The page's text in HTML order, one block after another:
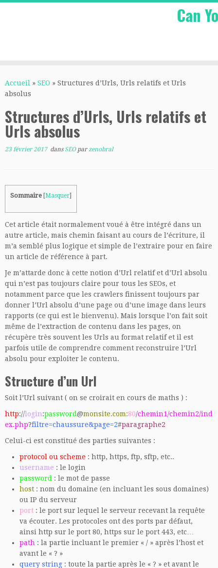
au
contenu
Can
Accueil » SEO » Structures d’Urls, Urls relatifs et Urls
absolus
Structures d’Urls, Urls relatifs et
Urls absolus
23 février 2017dans SEO parzenobral
Sommaire Masquer
Cet article était normalement voué à être intégré dans un
autre article, mais chemin faisant au cours de l’écriture, il
m’a semblé plus logique et simple de l’extraire pour en faire
un article de référence à part.
Je m’attarde donc à cette notion d’Url relatif et d’Url absolu
qui n’est pas toujours claire pour tous les SEOs, et
notamment parce que les crawlers finissent toujours par
donner l’Url absolu d’une page ou d’une image dans leurs
rapports (ce qui est le bienvenu). Mais lorsque l’on fait soit
même de l’extraction de contenu dans les pages, on
récupère très souvent les Urls au format relatif et il est
parfois utile de comprendre comment reconstruire l’Url
absolu pour exploiter le contenu.
Structure d’un Url
Soit l’Url suivant ( on se croirait en cours de maths ) :
http://login:password@monsite.com:80/chemin1/chemin2/ind
ex.php?filtre=chaussure&page=2#paragraphe2
Celui-ci est constitué des parties suivantes :
protocol ou scheme : http, https, ftp, sftp, etc..
username : le login
password : le mot de passe
host : nom du domaine (en incluant les sous domaines)
ou IP du serveur
port : le port sur lequel le serveur recevant la requête
va écouter. Les protocoles ont des ports par défaut,
ainsi http sur le port 80, https sur le port 443, etc…
path : la partie incluant le premier « / » après l’host et
avant le « ? »
query string : toute la partie après le « ? » et avant le